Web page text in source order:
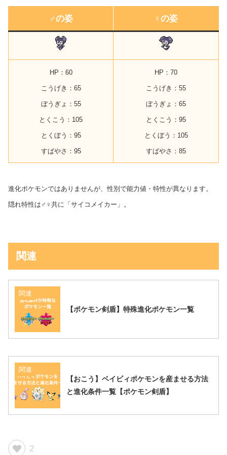
♂の姿 ♀の姿
HP：60
こうげき：65
ぼうぎょ：55
とくこう：105
とくぼう：95
すばやさ：95
HP：70
こうげき：55
ぼうぎょ：65
とくこう：95
とくぼう：105
すばやさ：85
進化ポケモンではありませんが、性別で能力値・特性が異なります。
隠れ特性は♂♀ 共に 「サイコメイカー」。
関連
関連
【ポケモン剣盾】特殊進化ポケモン一覧
関連
【おこう】ベイビィポケモンを産ませる方法
と進化条件一覧【ポケモン剣盾】
2